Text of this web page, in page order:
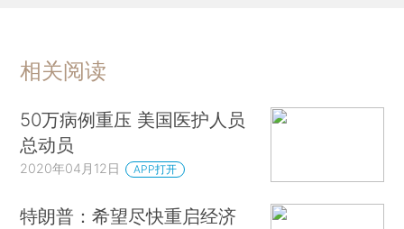
相关阅读
50万病例重压 美国医护人员
总动员
2020年04月12日 APP打开
特朗普：希望尽快重启经济